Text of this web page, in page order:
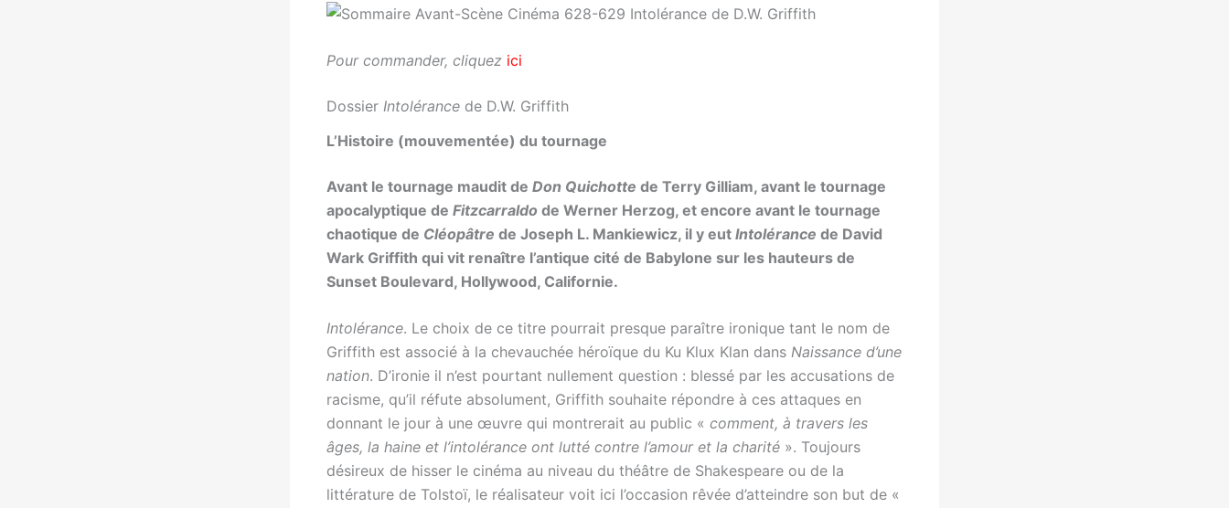
Pour commander, cliquez ici
Dossier Intolérance de D.W. Griffith
L’Histoire (mouvementée) du tournage
Avant le tournage maudit de Don Quichotte de Terry Gilliam, avant le tournage
apocalyptique de Fitzcarraldo de Werner Herzog, et encore avant le tournage
chaotique de Cléopâtre de Joseph L. Mankiewicz, il y eut Intolérance de David
Wark Griffith qui vit renaître l’antique cité de Babylone sur les hauteurs de
Sunset Boulevard, Hollywood, Californie.
Intolérance. Le choix de ce titre pourrait presque paraître ironique tant le nom de
Griffith est associé à la chevauchée héroïque du Ku Klux Klan dans Naissance d’une
nation. D’ironie il n’est pourtant nullement question : blessé par les accusations de
racisme, qu’il réfute absolument, Griffith souhaite répondre à ces attaques en
donnant le jour à une œuvre qui montrerait au public « comment, à travers les
âges, la haine et l’intolérance ont lutté contre l’amour et la charité ». Toujours
désireux de hisser le cinéma au niveau du théâtre de Shakespeare ou de la
littérature de Tolstoï, le réalisateur voit ici l’occasion rêvée d’atteindre son but de «